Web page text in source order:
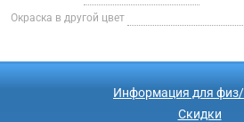
Окраска в другой цвет
Информация для
Скидки